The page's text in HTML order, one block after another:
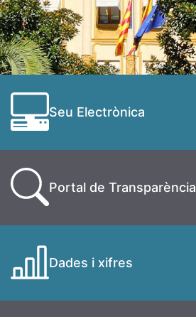
Seu Electrònica
Portal de Transparència
Dades i xifres